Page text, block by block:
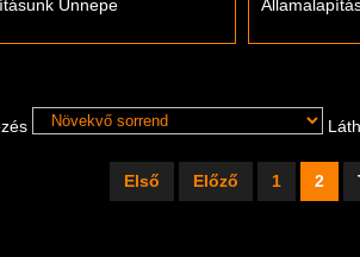
Ünnepe
Első Előző 1 2